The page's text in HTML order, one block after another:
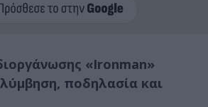
«Ironman»
ποδηλασία και